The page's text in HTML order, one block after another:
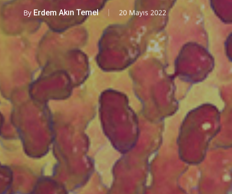
By Erdem Akın Temel 20 Mayıs 2022